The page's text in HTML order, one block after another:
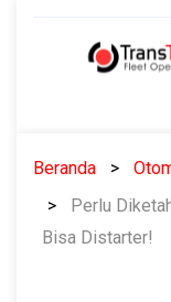
Beranda
Perlu
Bisa Distarter!